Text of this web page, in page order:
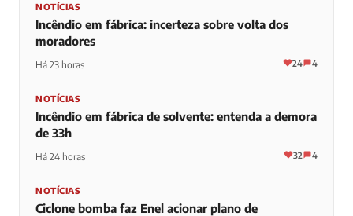
NOTÍCIAS
Incêndio em fábrica: incerteza sobre volta dos
moradores
Há 23 horas 24 4
NOTÍCIAS
Incêndio em fábrica de solvente: entenda a demora
de 33h
Há 24 horas 32 4
NOTÍCIAS
Ciclone bomba faz Enel acionar plano de